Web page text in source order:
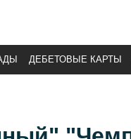
ДЕБЕТОВЫЕ КАРТЫ